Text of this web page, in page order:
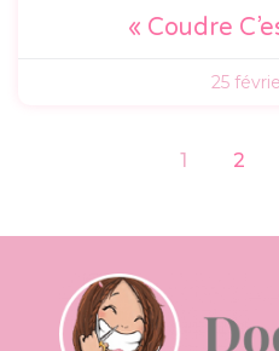
« Coudre
25
1 2